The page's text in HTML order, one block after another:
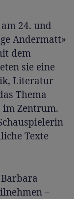
24. und
Andermatt»
dem
sie eine
Literatur
Thema
im Zentrum.
Texte
–